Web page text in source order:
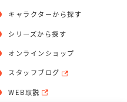
キャラクターから探す
シリーズから探す
オンラインショップ
スタッフブログ
WEB取説